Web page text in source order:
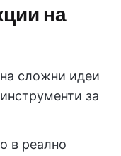
на
сложни идеи
за
в реално